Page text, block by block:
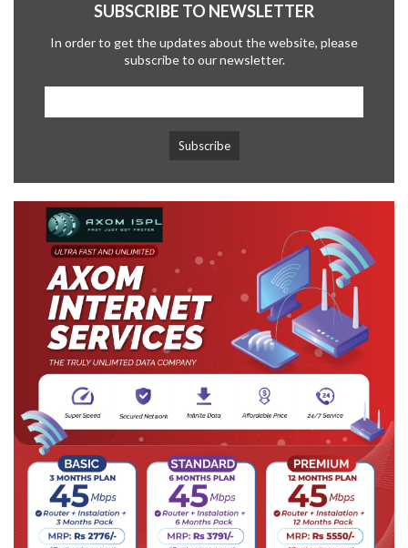
SUBSCRIBE TO NEWSLETTER
In order to get the updates about the website, please
subscribe to our newsletter.